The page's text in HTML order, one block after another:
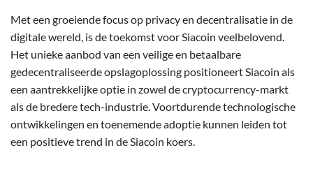
Met een groeiende focus op privacy en decentralisatie in de
digitale wereld, is de toekomst voor Siacoin veelbelovend.
Het unieke aanbod van een veilige en betaalbare
gedecentraliseerde opslagoplossing positioneert Siacoin als
een aantrekkelijke optie in zowel de cryptocurrency-markt
als de bredere tech-industrie. Voortdurende technologische
ontwikkelingen en toenemende adoptie kunnen leiden tot
een positieve trend in de Siacoin koers.